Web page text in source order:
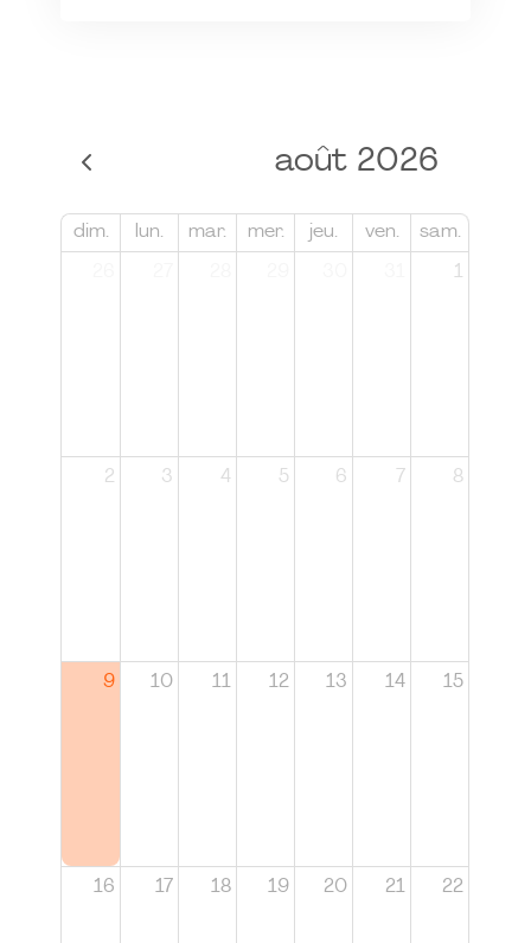
août 2026
dim. lun. mar. mer. jeu. ven. sam.
1
2 3 4 5 6 7 8
9 10 11 12 13 14 15
16 17 18 19 20 21 22